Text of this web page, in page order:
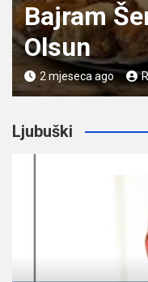
Bajram
Olsun
2 mjeseca ago
Ljubuški